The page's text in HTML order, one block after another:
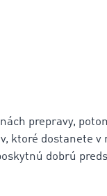
prepravy,
ktoré dostanete v
dobrú